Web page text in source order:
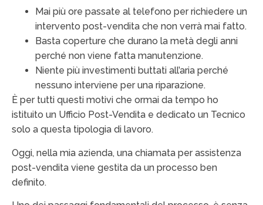
Mai più ore passate al telefono per richiedere un
intervento post-vendita che non verrà mai fatto.
Basta coperture che durano la metà degli anni
perché non viene fatta manutenzione.
Niente più investimenti buttati all’aria perché
nessuno interviene per una riparazione.
È per tutti questi motivi che ormai da tempo ho
istituito un Ufficio Post-Vendita e dedicato un Tecnico
solo a questa tipologia di lavoro.
Oggi, nella mia azienda, una chiamata per assistenza
post-vendita viene gestita da un processo ben
definito.